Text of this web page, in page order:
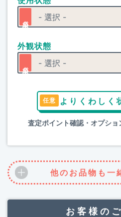
外観状態
よりくわしく
査定ポイント確認・オプシ
他のお品物も一
お客様の